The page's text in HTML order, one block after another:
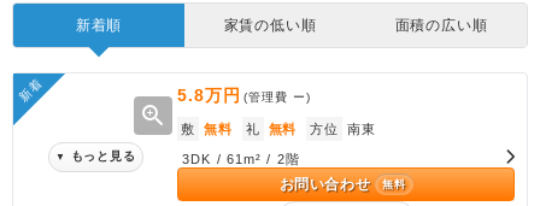
新着順 家賃の低い順 面積の広い順
新着
zoom_in
▼ もっと見る
5.8万円 (管理費 ー)
敷 無料 礼 無料 方位 南東
3DK / 61m² / 2階
お問い合わせ 無料